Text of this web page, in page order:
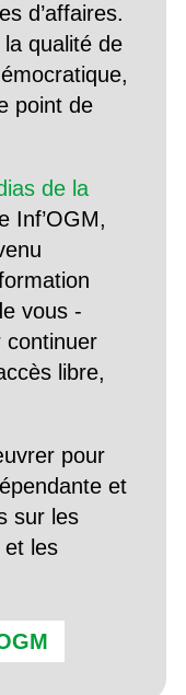
d’affaires.
qualité de
point de
de la
Inf’OGM,
vous -
continuer
libre,
pour
et
sur les
et les